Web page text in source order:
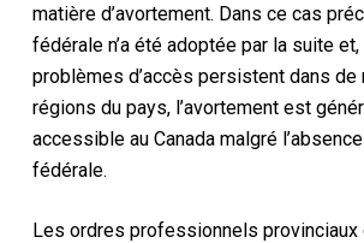
matière d’avortement. Dans ce cas
fédérale n’a été adoptée par la suite
problèmes d’accès persistent dans de
régions du pays, l’avortement est
accessible au Canada malgré
fédérale.
Les ordres professionnels provinciaux